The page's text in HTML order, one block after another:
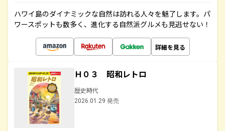
ハワイ島のダイナミックな自然は訪れる人々を魅了します。パ
ワースポットも数多く、進化する自然派グルメも見逃せない！
詳細を見る
Ｈ０３ 昭和レトロ
歴史時代
2026.01.29 発売